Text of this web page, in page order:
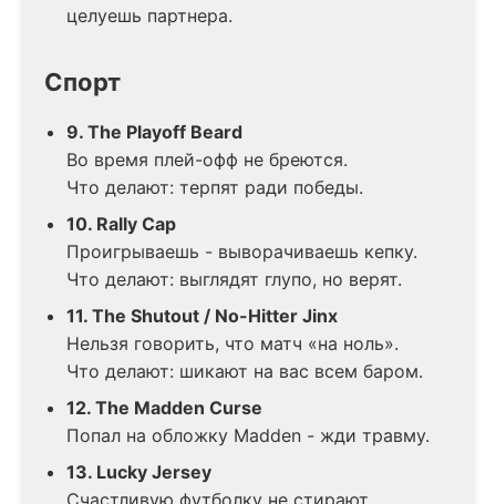
целуешь партнера.
Спорт
9. The Playoff Beard
Во время плей-офф не бреются.
Что делают: терпят ради победы.
10. Rally Cap
Проигрываешь - выворачиваешь кепку.
Что делают: выглядят глупо, но верят.
11. The Shutout / No-Hitter Jinx
Нельзя говорить, что матч «на ноль».
Что делают: шикают на вас всем баром.
12. The Madden Curse
Попал на обложку Madden - жди травму.
13. Lucky Jersey
Счастливую футболку не стирают.